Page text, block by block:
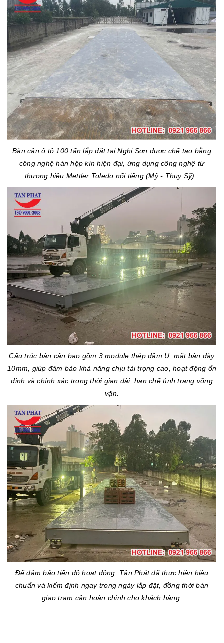
Bàn cân ô tô 100 tấn lắp đặt tại Nghi Sơn được chế tạo bằng
công nghệ hàn hộp kín hiện đại, ứng dụng công nghệ từ
thương hiệu Mettler Toledo nổi tiếng (Mỹ - Thụy Sỹ).
Cấu trúc bàn cân bao gồm 3 module thép dầm U, mặt bàn dày
10mm, giúp đảm bảo khả năng chịu tải trọng cao, hoạt động ổn
định và chính xác trong thời gian dài, hạn chế tình trạng võng
vặn.
Để đảm bảo tiến độ hoạt động, Tân Phát đã thực hiện hiệu
chuẩn và kiểm định ngay trong ngày lắp đặt, đồng thời bàn
giao trạm cân hoàn chỉnh cho khách hàng.